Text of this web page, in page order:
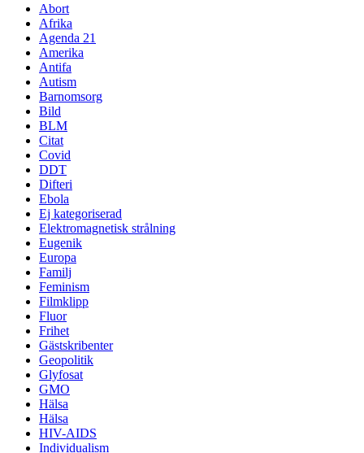
Abort
Afrika
Agenda 21
Amerika
Antifa
Autism
Barnomsorg
Bild
BLM
Citat
Covid
DDT
Difteri
Ebola
Ej kategoriserad
Elektromagnetisk strålning
Eugenik
Europa
Familj
Feminism
Filmklipp
Fluor
Frihet
Gästskribenter
Geopolitik
Glyfosat
GMO
Hälsa
Hälsa
HIV-AIDS
Individualism